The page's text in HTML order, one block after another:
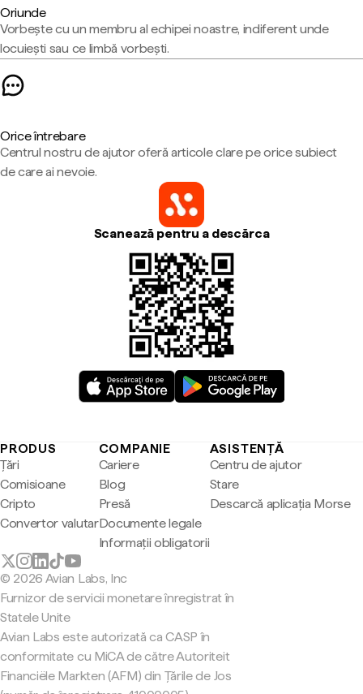
Oriunde
Vorbește cu un membru al echipei noastre, indiferent unde
locuiești sau ce limbă vorbești.
Orice întrebare
Centrul nostru de ajutor oferă articole clare pe orice subiect
de care ai nevoie.
Scanează pentru a descărca
PRODUS
Țări
Comisioane
Cripto
Convertor valutar
COMPANIE
Cariere
Blog
Presă
Documente legale
Informații obligatorii
ASISTENȚĂ
Centru de ajutor
Stare
Descarcă aplicația Morse
© 2026 Avian Labs, Inc
Furnizor de servicii monetare înregistrat în
Statele Unite
Avian Labs este autorizată ca CASP în
conformitate cu MiCA de către Autoriteit
Financiële Markten (AFM) din Țările de Jos